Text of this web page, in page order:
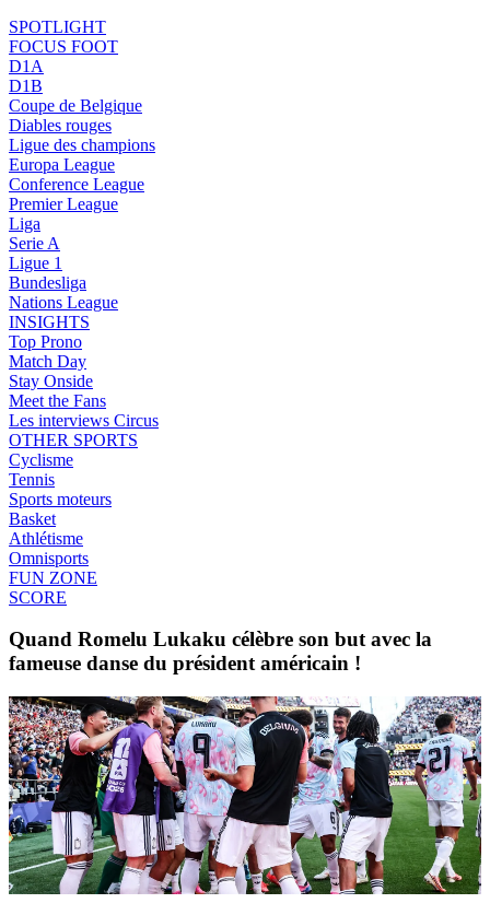
SPOTLIGHT
FOCUS FOOT
D1A
D1B
Coupe de Belgique
Diables rouges
Ligue des champions
Europa League
Conference League
Premier League
Liga
Serie A
Ligue 1
Bundesliga
Nations League
INSIGHTS
Top Prono
Match Day
Stay Onside
Meet the Fans
Les interviews Circus
OTHER SPORTS
Cyclisme
Tennis
Sports moteurs
Basket
Athlétisme
Omnisports
FUN ZONE
SCORE
Quand Romelu Lukaku célèbre son but avec la
fameuse danse du président américain !